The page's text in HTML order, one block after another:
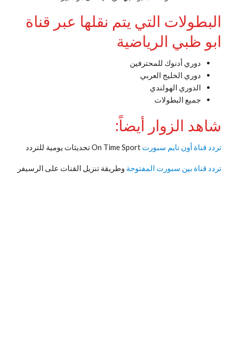
البطولات التي يتم نقلها عبر قناة
ابو ظبي الرياضية
دوري أدنوك للمحترفين
دوري الخليج العربي
الدوري الهولندي
جميع البطولات
شاهد الزوار أيضاً:
تردد قناة أون تايم سبورت
تردد قناة بين سبورت المفتوحة وطريقة تنزيل القنات على الرسيفر